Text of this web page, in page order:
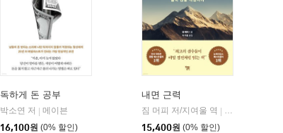
독하게 돈 공부
박소연 저 | 메이븐
16,100원 (0% 할인)
내면 근력
짐 머피 저/지여울 역 |
15,400원 (0% 할인)